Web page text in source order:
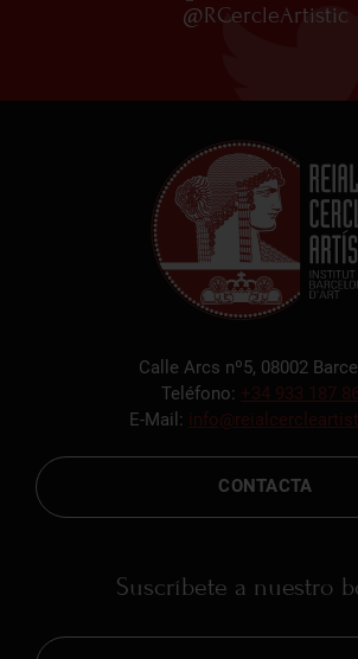
@RCercleArtistic
Calle Arcs nº5, 08002
Teléfono: +34 933 187
E-Mail:
CONTACTA
Suscríbete a nuestro